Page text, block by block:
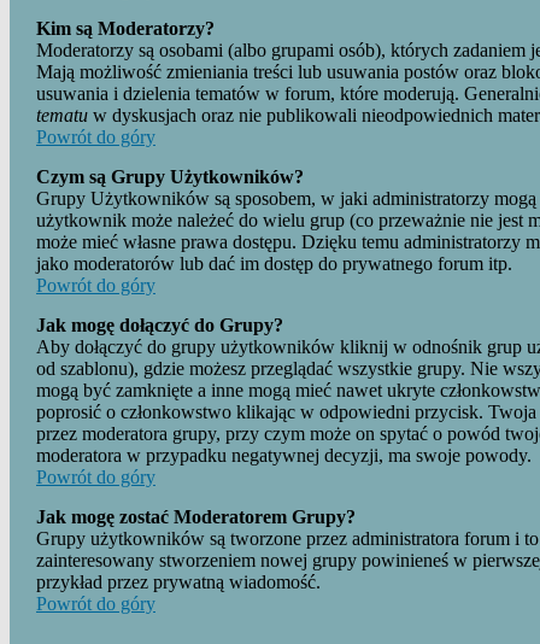
Kim są Moderatorzy?
Moderatorzy są osobami (albo grupami osób), których zadaniem
Mają możliwość zmieniania treści lub usuwania postów oraz
usuwania i dzielenia tematów w forum, które moderują.
tematu w dyskusjach oraz nie publikowali nieodpowiednich
Powrót do góry
Czym są Grupy Użytkowników?
Grupy Użytkowników są sposobem, w jaki administratorzy
użytkownik może należeć do wielu grup (co przeważnie nie jest
może mieć własne prawa dostępu. Dzięku temu administratorzy
jako moderatorów lub dać im dostęp do prywatnego forum itp.
Powrót do góry
Jak mogę dołączyć do Grupy?
Aby dołączyć do grupy użytkowników kliknij w odnośnik grup
od szablonu), gdzie możesz przeglądać wszystkie grupy. Nie
mogą być zamknięte a inne mogą mieć nawet ukryte
poprosić o członkowstwo klikając w odpowiedni przycisk. Twoja
przez moderatora grupy, przy czym może on spytać o powód
moderatora w przypadku negatywnej decyzji, ma swoje powody.
Powrót do góry
Jak mogę zostać Moderatorem Grupy?
Grupy użytkowników są tworzone przez administratora forum i
zainteresowany stworzeniem nowej grupy powinieneś w
przykład przez prywatną wiadomość.
Powrót do góry